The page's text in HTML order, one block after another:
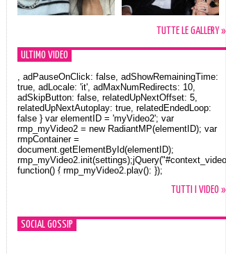
TUTTE LE GALLERY »
ULTIMO VIDEO
Orlando Bloom e la t-shirt dedicata a Flynn
, adPauseOnClick: false, adShowRemainingTime:
true, adLocale: 'it', adMaxNumRedirects: 10,
adSkipButton: false, relatedUpNextOffset: 5,
relatedUpNextAutoplay: true, relatedEndedLoop:
false } var elementID = 'myVideo2'; var
rmp_myVideo2 = new RadiantMP(elementID); var
rmpContainer =
document.getElementById(elementID);
function() { rmp_myVideo2.play(); });
TUTTI I VIDEO »
SOCIAL GOSSIP